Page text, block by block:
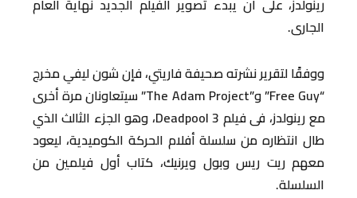
رينولدز، على ان يبدء تصوير الفيلم الجديد نهاية العام
الجارى.
ووفقًا لتقرير نشرته صحيفة فاريتي، فإن شون ليفي مخرج
“Free Guy” و”The Adam Project” سيتعاونان مرة أخرى
مع رينولدز، فى فيلم Deadpool 3، وهو الجزء الثالث الذي
طال انتظاره من سلسلة أفلام الحركة الكوميدية، ليعود
معهم ريت ريس وبول ويرنيك، كتاب أول فيلمين من
السلسلة.